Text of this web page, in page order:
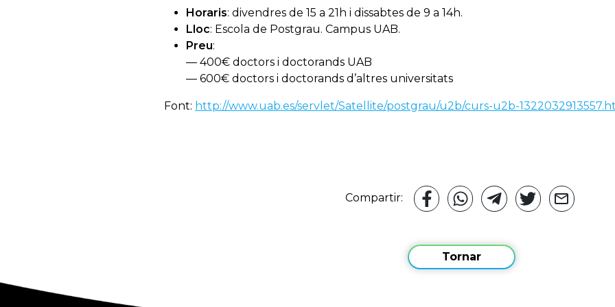
Horaris: divendres de 15 a 21h i dissabtes de 9 a 14h.
Lloc: Escola de Postgrau. Campus UAB.
Preu:
— 400€ doctors i doctorands UAB
— 600€ doctors i doctorands d’altres universitats
Font: http://www.uab.es/servlet/Satellite/postgrau/u2b/curs-u2b-
Compartir:
Tornar